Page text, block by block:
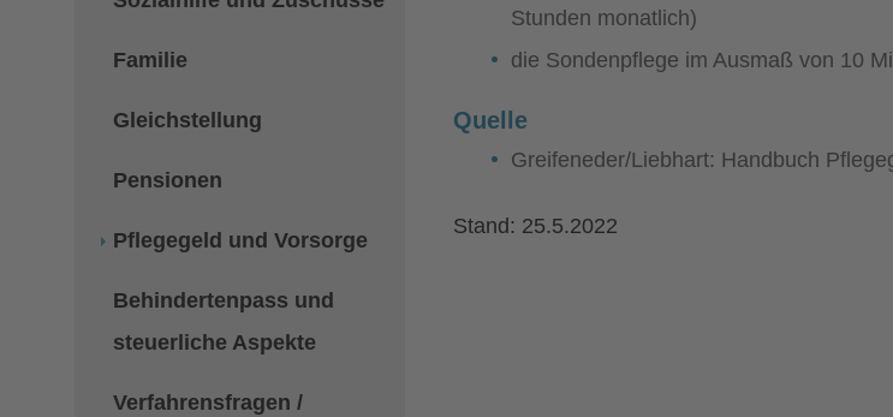
Familie
Gleichstellung
Pensionen
Pflegegeld und Vorsorge
Behindertenpass und
steuerliche Aspekte
Verfahrensfragen /
Stunden monatlich)
die Sondenpflege im Ausmaß von 10
Quelle
Greifeneder/Liebhart: Handbuch
Stand: 25.5.2022